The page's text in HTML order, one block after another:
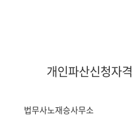
개인파산신청자격
법무사노재승사무소